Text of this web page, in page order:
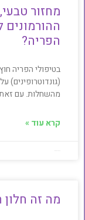
מחזור
ההורמונים
הפריה?
(גונדוטרופינים)
מהשחלות. עם
קרא עוד »
מה זה